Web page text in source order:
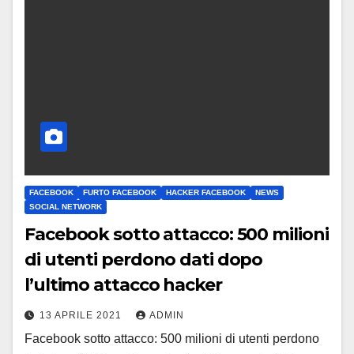
FACEBOOK FURTO FACEBOOK HACKER FACEBOOK
NEWS
SOCIAL NETWORK
Facebook sotto attacco: 500 milioni
di utenti perdono dati dopo
l’ultimo attacco hacker
13 APRILE 2021 ADMIN
Facebook sotto attacco: 500 milioni di utenti perdono